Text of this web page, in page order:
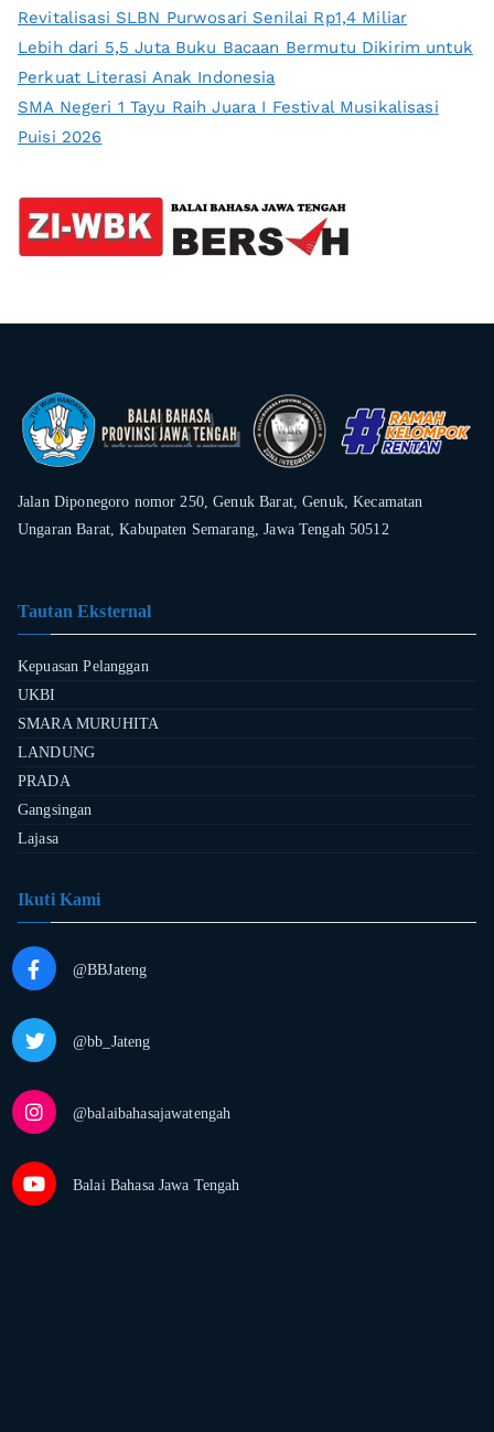
Revitalisasi SLBN Purwosari Senilai Rp1,4 Miliar
Lebih dari 5,5 Juta Buku Bacaan Bermutu Dikirim untuk
Perkuat Literasi Anak Indonesia
SMA Negeri 1 Tayu Raih Juara I Festival Musikalisasi
Puisi 2026
Jalan Diponegoro nomor 250, Genuk Barat, Genuk, Kecamatan
Ungaran Barat, Kabupaten Semarang, Jawa Tengah 50512
Tautan Eksternal
Kepuasan Pelanggan
UKBI
SMARA MURUHITA
LANDUNG
PRADA
Gangsingan
Lajasa
Ikuti Kami
@BBJateng
@bb_Jateng
@balaibahasajawatengah
Balai Bahasa Jawa Tengah